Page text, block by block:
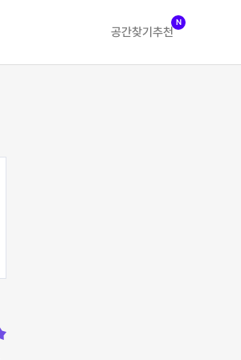
공간찾기 추천
N